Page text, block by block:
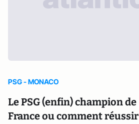
PSG - MONACO
Le PSG (enfin) champion de
France ou comment réussir